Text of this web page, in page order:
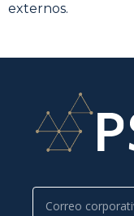
externos.